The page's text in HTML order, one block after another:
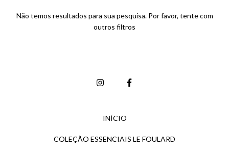
Não temos resultados para sua pesquisa. Por favor, tente com
outros filtros
INÍCIO
COLEÇÃO ESSENCIAIS LE FOULARD